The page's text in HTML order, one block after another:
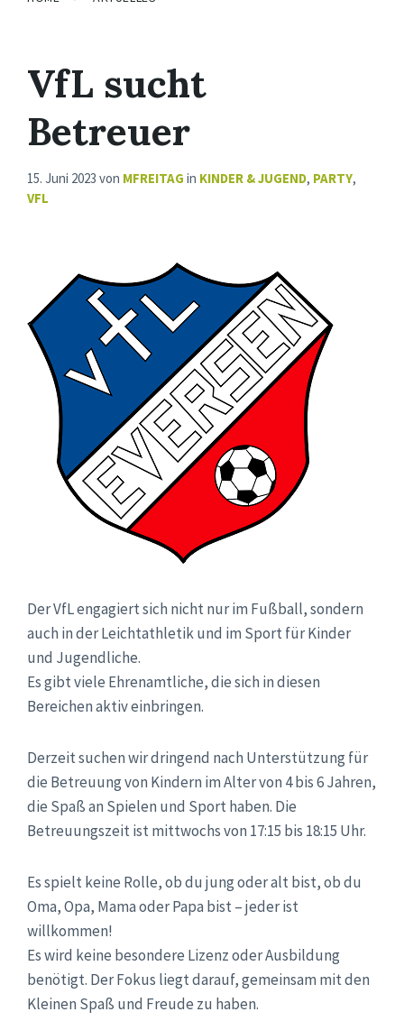
VfL sucht
Betreuer
15. Juni 2023 von MFREITAG in KINDER & JUGEND, PARTY,
VFL
Der VfL engagiert sich nicht nur im Fußball, sondern
auch in der Leichtathletik und im Sport für Kinder
und Jugendliche.
Es gibt viele Ehrenamtliche, die sich in diesen
Bereichen aktiv einbringen.
Derzeit suchen wir dringend nach Unterstützung für
die Betreuung von Kindern im Alter von 4 bis 6 Jahren,
die Spaß an Spielen und Sport haben. Die
Betreuungszeit ist mittwochs von 17:15 bis 18:15 Uhr.
Es spielt keine Rolle, ob du jung oder alt bist, ob du
Oma, Opa, Mama oder Papa bist – jeder ist
willkommen!
Es wird keine besondere Lizenz oder Ausbildung
benötigt. Der Fokus liegt darauf, gemeinsam mit den
Kleinen Spaß und Freude zu haben.